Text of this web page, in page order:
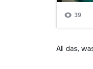
All das,